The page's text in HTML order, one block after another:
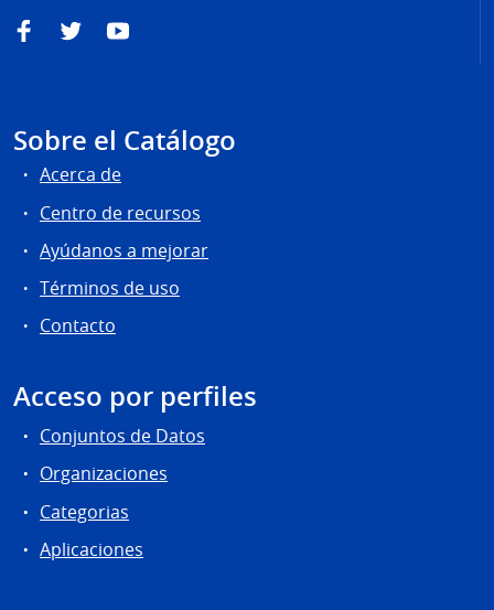
FacebookTwitterYouTube
Sobre el Catálogo
Acerca de
Centro de recursos
Ayúdanos a mejorar
Términos de uso
Contacto
Acceso por perfiles
Conjuntos de Datos
Organizaciones
Categorias
Aplicaciones